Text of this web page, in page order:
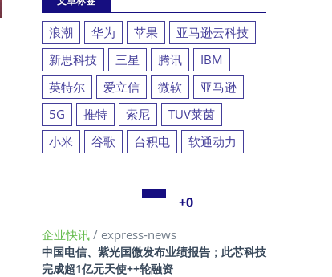
浪潮 华为 苹果
亚马逊云科技
新思科技
三星 腾讯
IBM
英特尔
爱立信 微软
亚马逊
5G
推特 索尼
TUV莱茵
小米
谷歌 台积电 软通动力
+0
企业快讯 / express-news
中国电信、紫光国微发布业绩报告；此芯科技
完成超1亿元天使++轮融资